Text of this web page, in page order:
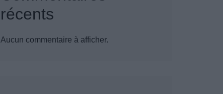
récents
Aucun commentaire à afficher.